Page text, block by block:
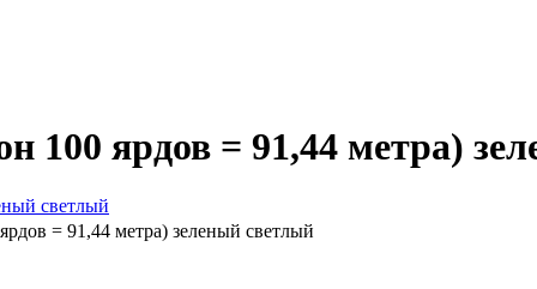
100 ярдов = 91,44 метра)
= 91,44 метра) зеленый светлый